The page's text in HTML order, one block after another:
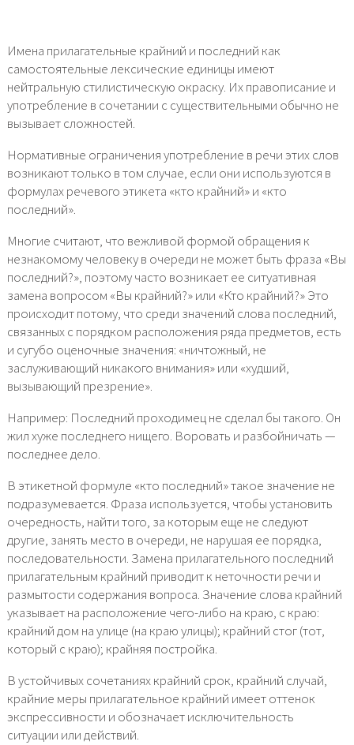
Имена прилагательные крайний и последний как
самостоятельные лексические единицы имеют
нейтральную стилистическую окраску. Их правописание и
употребление в сочетании с существительными обычно не
вызывает сложностей.
Нормативные ограничения употребление в речи этих слов
возникают только в том случае, если они используются в
формулах речевого этикета «кто крайний» и «кто
последний».
Многие считают, что вежливой формой обращения к
незнакомому человеку в очереди не может быть фраза «Вы
последний?», поэтому часто возникает ее ситуативная
замена вопросом «Вы крайний?» или «Кто крайний?» Это
происходит потому, что среди значений слова последний,
связанных с порядком расположения ряда предметов, есть
и сугубо оценочные значения: «ничтожный, не
заслуживающий никакого внимания» или «худший,
вызывающий презрение».
Например: Последний проходимец не сделал бы такого. Он
жил хуже последнего нищего. Воровать и разбойничать —
последнее дело.
В этикетной формуле «кто последний» такое значение не
подразумевается. Фраза используется, чтобы установить
очередность, найти того, за которым еще не следуют
другие, занять место в очереди, не нарушая ее порядка,
последовательности. Замена прилагательного последний
прилагательным крайний приводит к неточности речи и
размытости содержания вопроса. Значение слова крайний
указывает на расположение чего-либо на краю, с краю:
крайний дом на улице (на краю улицы); крайний стог (тот,
который с краю); крайняя постройка.
В устойчивых сочетаниях крайний срок, крайний случай,
крайние меры прилагательное крайний имеет оттенок
экспрессивности и обозначает исключительность
ситуации или действий.